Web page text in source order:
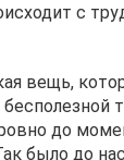
с
вещь,
до
было до